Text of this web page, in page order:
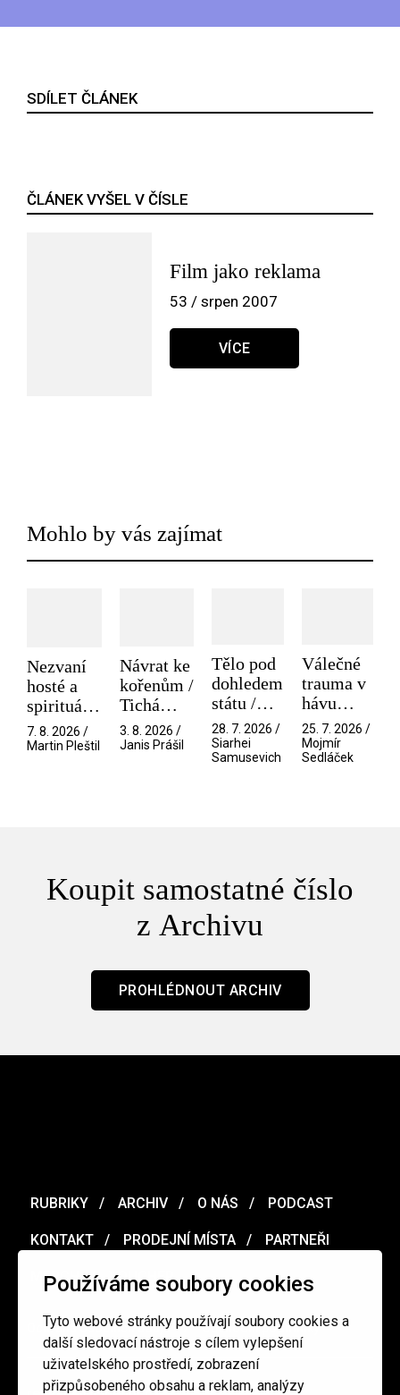
Používáme soubory cookies
Tyto webové stránky používají soubory cookies a
další sledovací nástroje s cílem vylepšení
uživatelského prostředí, zobrazení
přizpůsobeného obsahu a reklam, analýzy
SDÍLET ČLÁNEK
ČLÁNEK VYŠEL V ČÍSLE
Film jako reklama
53 / srpen 2007
VÍCE
Mohlo by vás zajímat
Nezvaní
hosté a
spirituální
narušitelé
z vesmíru
7. 8. 2026 /
Martin Pleštil
Návrat ke
kořenům /
Tichá
přítelkyně
3. 8. 2026 /
Janis Prášil
Tělo pod
dohledem
státu /
Pramen
28. 7. 2026 /
Siarhei
Samusevich
Válečné
trauma v
hávu
spektáklu
/ Odyssea
25. 7. 2026 /
Mojmír
Sedláček
Koupit samostatné číslo
z Archivu
PROHLÉDNOUT ARCHIV
RUBRIKY ARCHIV O NÁS PODCAST
KONTAKT PRODEJNÍ MÍSTA PARTNEŘI
MERCH VOUCHER
Ochrana osobních údajů / Obchodní podmínky